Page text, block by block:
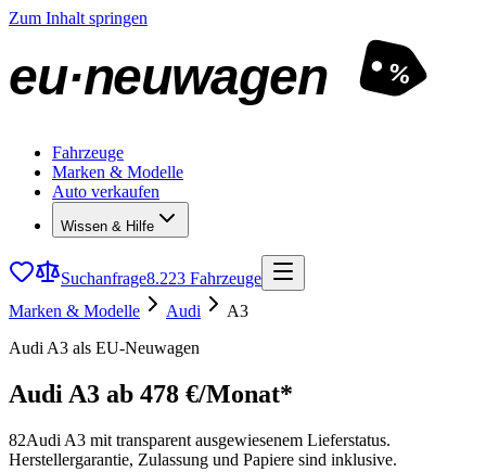
Zum Inhalt springen
eu·neuwagen %
Fahrzeuge
Marken & Modelle
Auto verkaufen
Wissen & Hilfe
Suchanfrage8.223 Fahrzeuge
Marken & Modelle
Audi
A3
Audi A3 als EU-Neuwagen
Audi A3 ab 478 €/Monat*
82Audi A3 mit transparent ausgewiesenem Lieferstatus.
Herstellergarantie, Zulassung und Papiere sind inklusive.